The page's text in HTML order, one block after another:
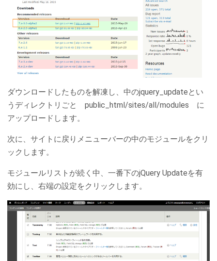
ダウンロードしたものを解凍し、中のjquery_updateとい
うディレクトリごと public_html/sites/all/modules に
アップロードします。
次に、サイトに戻りメニューバーの中のモジュールをクリ
ックします。
モジュールリストが続く中、一番下のjQuery Updateを有
効にし、右端の設定をクリックします。